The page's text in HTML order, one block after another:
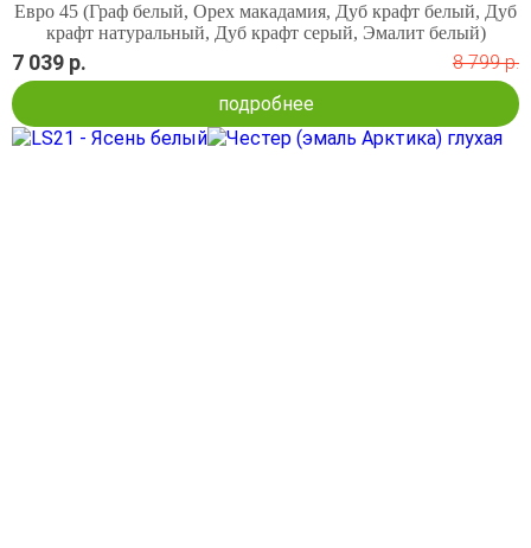
Евро 45 (Граф белый, Орех макадамия, Дуб крафт белый, Дуб
крафт натуральный, Дуб крафт серый, Эмалит белый)
7 039 р.
8 799 р.
подробнее